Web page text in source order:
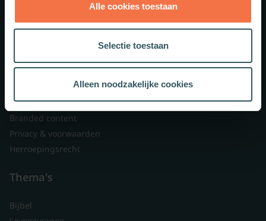
Alle cookies toestaan
Selectie toestaan
Alleen noodzakelijke cookies
Nieuwsbrieven
Veelgestelde vragen
Contact
Branded content
Privacy & voorwaarden
Herroepingsrecht
Thema's
Bijbel